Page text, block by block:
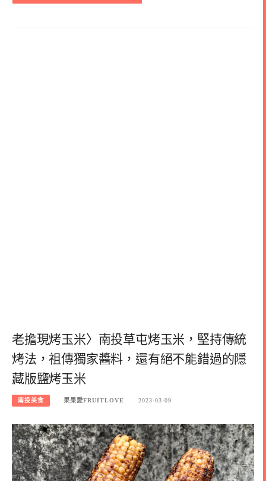
老擔現烤玉米〉南投草屯烤玉米，堅持傳統
烤法，祖傳獨家醬料，還有絕不能錯過的隱
藏版鹽烤玉米
南投美食 果果愛FRUITLOVE 2023-03-09